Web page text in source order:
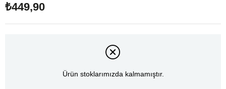
₺449,90
Ürün stoklarımızda kalmamıştır.